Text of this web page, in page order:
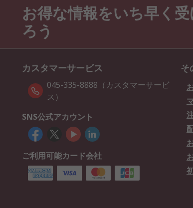
お得な情報をいち早く
ろう
カスタマーサービス
045-335-8888（カスタマーサービ
ス）
SNS公式アカウント
ご利用可能カード会社
そ